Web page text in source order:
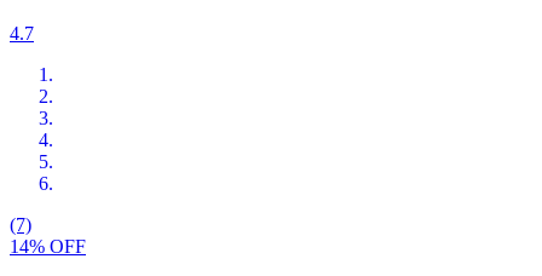
4.7
(7)
14% OFF